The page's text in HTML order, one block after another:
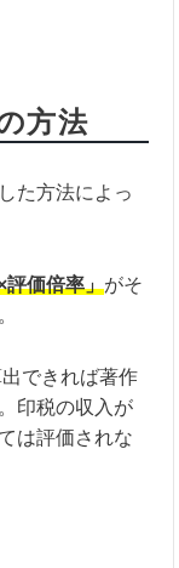
方法
た方法によっ
評価倍率」がそ
出できれば著作
印税の収入が
は評価されな